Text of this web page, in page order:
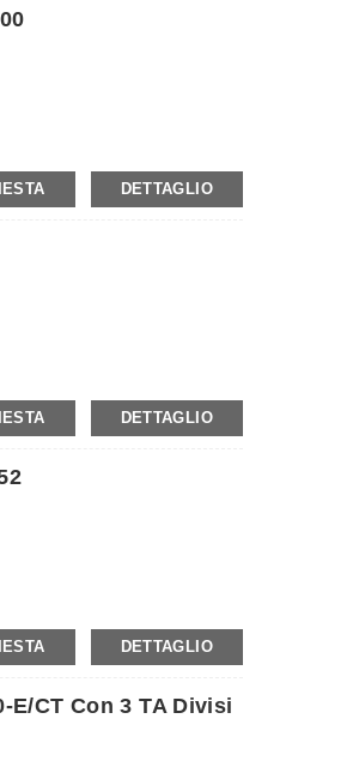
DETTAGLIO
AWT100
DETTAGLIO
DETTAGLIO
E/CT Con 3 TA Divisi